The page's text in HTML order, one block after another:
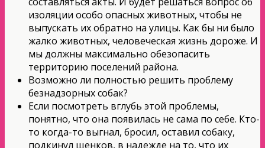
изоляции особо опасных животных, чтобы не
выпускать их обратно на улицы. Как бы ни было
жалко животных, человеческая жизнь дороже. И
мы должны максимально обезопасить
территорию поселений района.
Возможно ли полностью решить проблему
безнадзорных собак?
Если посмотреть вглубь этой проблемы,
понятно, что она появилась не сама по себе. Кто-
то когда-то выгнал, бросил, оставил собаку,
подкинул щенков, в надежде на то, что их